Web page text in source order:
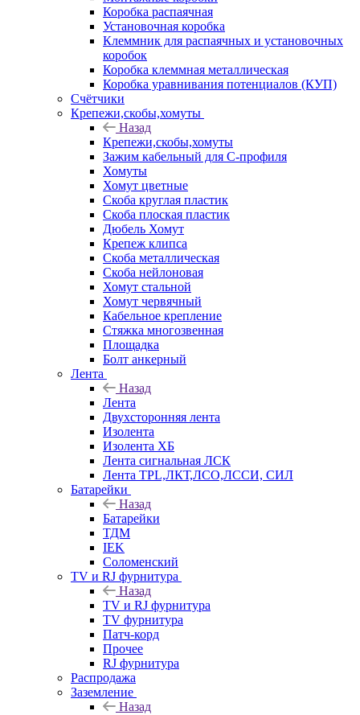
Коробка распаячная
Установочная коробка
Клеммник для распаячных и установочных
коробок
Коробка клеммная металлическая
Коробка уравнивания потенциалов (КУП)
Счётчики
Крепежи,скобы,хомуты
Назад
Крепежи,скобы,хомуты
Зажим кабельный для С-профиля
Хомуты
Хомут цветные
Скоба круглая пластик
Скоба плоская пластик
Дюбель Хомут
Крепеж клипса
Скоба металлическая
Скоба нейлоновая
Хомут стальной
Хомут червячный
Кабельное крепление
Стяжка многозвенная
Площадка
Болт анкерный
Лента
Назад
Лента
Двухсторонняя лента
Изолента
Изолента ХБ
Лента сигнальная ЛСК
Лента TPL,ЛКТ,ЛСО,ЛССИ, СИЛ
Батарейки
Назад
Батарейки
ТДМ
IEK
Соломенский
TV и RJ фурнитура
Назад
TV и RJ фурнитура
TV фурнитура
Патч-корд
Прочее
RJ фурнитура
Распродажа
Заземление
Назад